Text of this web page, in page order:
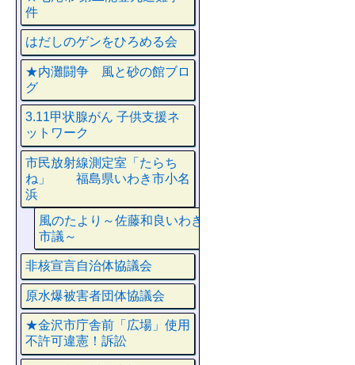
件
はだしのゲンをひろめる会
★内灘闘争 風と砂の館ブロ
グ
3.11甲状腺がん 子供支援ネ
ットワーク
市民放射線測定室「たらち
ね」 福島県いわき市小名
浜
風のたより～佐藤和良いわき
市議～
非核宣言自治体協議会
原水爆被害者団体協議会
★金沢市庁舎前「広場」使用
不許可違憲！訴訟